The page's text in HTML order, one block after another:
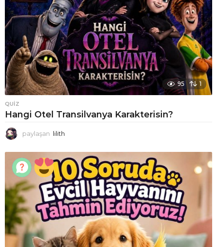
95 1
QUIZ
Hangi Otel Transilvanya Karakterisin?
paylaşan lilith